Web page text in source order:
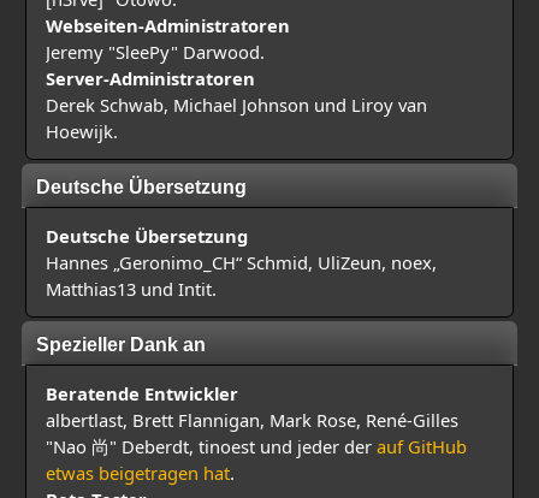
Webseiten-Administratoren
Jeremy "SleePy" Darwood.
Server-Administratoren
Derek Schwab, Michael Johnson und Liroy van
Hoewijk.
Deutsche Übersetzung
Deutsche Übersetzung
Hannes „Geronimo_CH“ Schmid, UliZeun, noex,
Matthias13 und Intit.
Spezieller Dank an
Beratende Entwickler
albertlast, Brett Flannigan, Mark Rose, René-Gilles
"Nao 尚" Deberdt, tinoest und jeder der auf GitHub
etwas beigetragen hat.